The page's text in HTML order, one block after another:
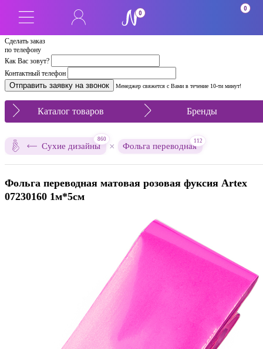
Сделать заказ
по телефону
Как Вас зовут?
Контактный телефон
Менеджер свяжется с Вами в течение 10-ти минут!
0
0
Каталог товаров Бренды
Сухие дизайны
860
× Фольга переводная
112
Фольга переводная матовая розовая фуксия Artex
07230160 1м*5см